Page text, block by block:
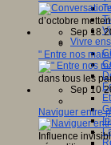
Vivre
d’octobre
Sep 18
" Entre nos
dans tous les
Sep 10
Naviguer entre
Influence